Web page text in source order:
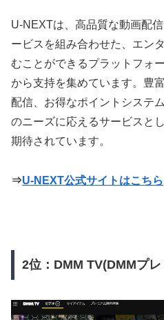
U-NEXTは、高品質な動画配
ービスを組み合わせた、エン
むことができるプラットフォ
から支持を集めています。豊
配信、お得なポイントシステ
のニーズに応えるサービスと
期待されています。
⇒U-NEXT公式サイトはこちら
2位：DMM TV(DMMプレ